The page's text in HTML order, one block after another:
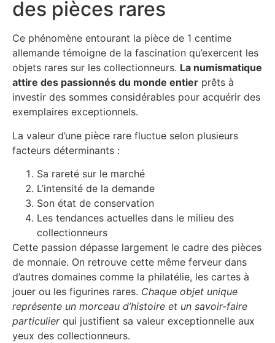
des pièces rares
Ce phénomène entourant la pièce de 1 centime
allemande témoigne de la fascination qu’exercent les
objets rares sur les collectionneurs. La numismatique
attire des passionnés du monde entier prêts à
investir des sommes considérables pour acquérir des
exemplaires exceptionnels.
La valeur d’une pièce rare fluctue selon plusieurs
facteurs déterminants :
Sa rareté sur le marché
L’intensité de la demande
Son état de conservation
Les tendances actuelles dans le milieu des
collectionneurs
Cette passion dépasse largement le cadre des pièces
de monnaie. On retrouve cette même ferveur dans
d’autres domaines comme la philatélie, les cartes à
jouer ou les figurines rares. Chaque objet unique
représente un morceau d’histoire et un savoir-faire
particulierqui justifient sa valeur exceptionnelle aux
yeux des collectionneurs.